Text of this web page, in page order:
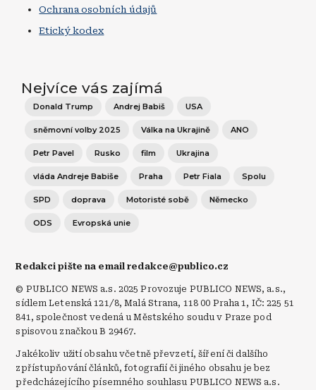
Ochrana osobních údajů
Etický kodex
Nejvíce vás zajímá
Donald Trump Andrej Babiš USA
sněmovní volby 2025 Válka na Ukrajině ANO
Petr Pavel Rusko film Ukrajina
vláda Andreje Babiše Praha Petr Fiala Spolu
SPD doprava Motoristé sobě Německo
ODS Evropská unie
Redakci pište na email redakce@publico.cz
© PUBLICO NEWS a.s. 2025 Provozuje PUBLICO NEWS, a.s.,
sídlem Letenská 121/8, Malá Strana, 118 00 Praha 1, IČ: 225 51
841, společnost vedená u Městského soudu v Praze pod
spisovou značkou B 29467.
Jakékoliv užití obsahu včetně převzetí, šíření či dalšího
zpřístupňování článků, fotografií či jiného obsahu je bez
předcházejícího písemného souhlasu PUBLICO NEWS a.s.